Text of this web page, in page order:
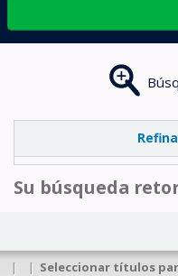
Su búsqueda
| | Seleccionar títulos